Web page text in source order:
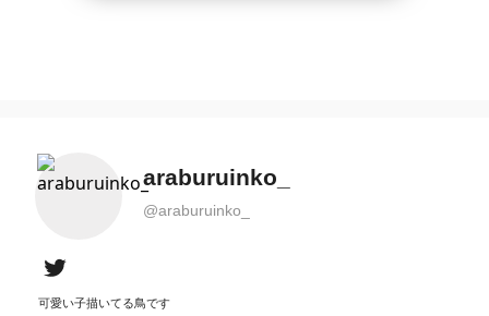
araburuinko_
@araburuinko_
可愛い子描いてる鳥です